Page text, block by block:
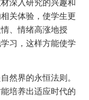
深入研究的兴趣和
关体验，使学生更
、情绪高涨地授
习，这样方能使学
界的永恒法则。
培养出适应时代的